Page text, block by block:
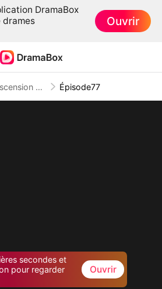
DramaBox
drames
Ouvrir
Ascension d'un Employé Épisode77
secondes et
pour regarder
Ouvrir